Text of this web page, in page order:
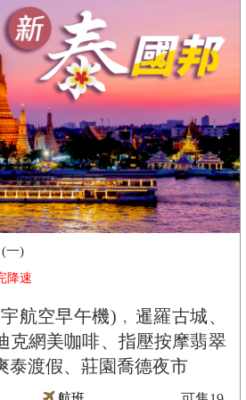
降速
航空早午機)﹐暹羅古城、
克網美咖啡、指壓按摩翡翠
泰渡假、莊園喬德夜市
一)